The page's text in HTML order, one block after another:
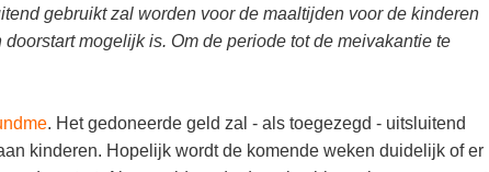
gebruikt zal worden voor de maaltijden voor de kinderen
mogelijk is. Om de periode tot de meivakantie te
. Het gedoneerde geld zal - als toegezegd - uitsluitend
kinderen. Hopelijk wordt de komende weken duidelijk of er